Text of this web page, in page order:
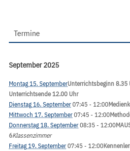
Termine
September 2025
Montag 15. SeptemberUnterrichtsbeginn 8.35
Unterrichtsende 12.00 Uhr
Dienstag 16. September07:45- 12:00
Mittwoch 17. September07:45- 12:00
Donnerstag 18. September08:35- 12:00
6Klassenzimmer
Freitag 19. September07:45- 12:00